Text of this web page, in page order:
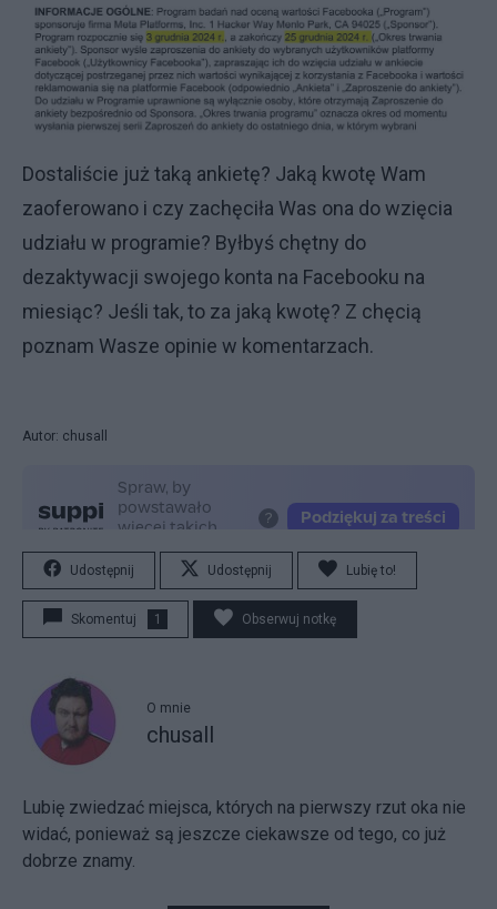
Dostaliście już taką ankietę? Jaką kwotę Wam
zaoferowano i czy zachęciła Was ona do wzięcia
udziału w programie? Byłbyś chętny do
dezaktywacji swojego konta na Facebooku na
miesiąc? Jeśli tak, to za jaką kwotę? Z chęcią
poznam Wasze opinie w komentarzach.
Autor: chusall
Udostępnij Udostępnij Lubię to!
Skomentuj 1 Obserwuj notkę
O mnie
chusall
Lubię zwiedzać miejsca, których na pierwszy rzut oka nie
widać, ponieważ są jeszcze ciekawsze od tego, co już
dobrze znamy.